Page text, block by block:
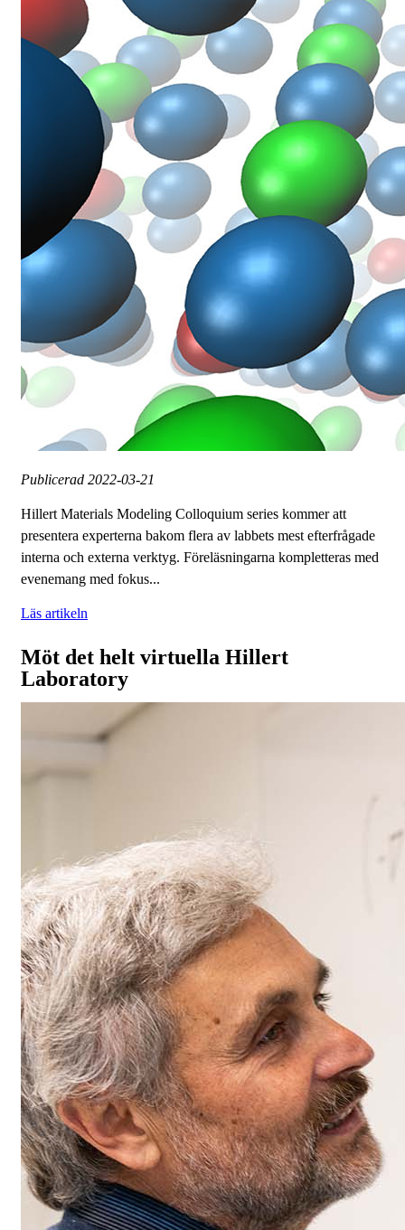
Publicerad 2022-03-21
Hillert Materials Modeling Colloquium series kommer att
presentera experterna bakom flera av labbets mest efterfrågade
interna och externa verktyg. Föreläsningarna kompletteras med
evenemang med fokus...
Läs artikeln
Möt det helt virtuella Hillert
Laboratory